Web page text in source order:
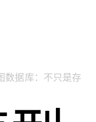
数据库：不只是存